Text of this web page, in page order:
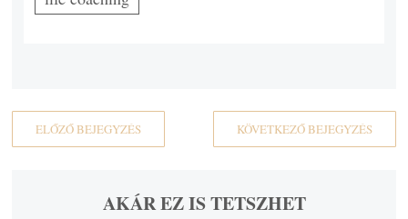
ELŐZŐ BEJEGYZÉS KÖVETKEZŐ BEJEGYZÉS
AKÁR EZ IS TETSZHET